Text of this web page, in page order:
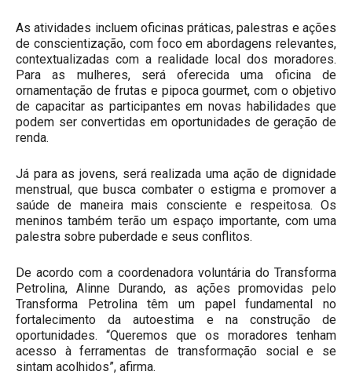
As atividades incluem oficinas práticas, palestras e ações
de conscientização, com foco em abordagens relevantes,
contextualizadas com a realidade local dos moradores.
Para as mulheres, será oferecida uma oficina de
ornamentação de frutas e pipoca gourmet, com o objetivo
de capacitar as participantes em novas habilidades que
podem ser convertidas em oportunidades de geração de
renda.
Já para as jovens, será realizada uma ação de dignidade
menstrual, que busca combater o estigma e promover a
saúde de maneira mais consciente e respeitosa. Os
meninos também terão um espaço importante, com uma
palestra sobre puberdade e seus conflitos.
De acordo com a coordenadora voluntária do Transforma
Petrolina, Alinne Durando, as ações promovidas pelo
Transforma Petrolina têm um papel fundamental no
fortalecimento da autoestima e na construção de
oportunidades. “Queremos que os moradores tenham
acesso à ferramentas de transformação social e se
sintam acolhidos”, afirma.